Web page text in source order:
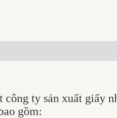
ty sản xuất giấy
gồm: